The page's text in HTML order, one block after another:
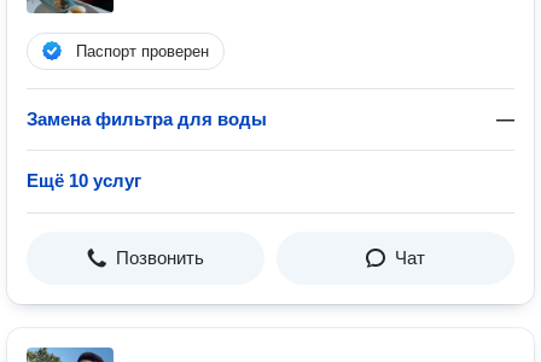
Паспорт проверен
Замена фильтра для воды —
Ещё 10 услуг
Позвонить Чат